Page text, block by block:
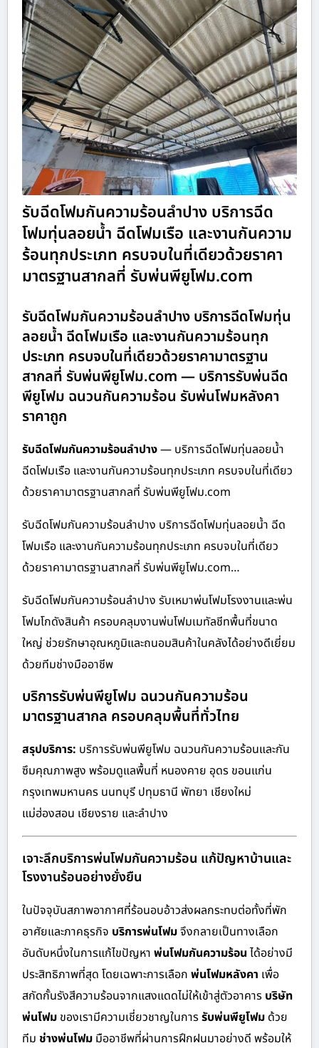
รับฉีดโฟมกันความร้อนลำปาง บริการฉีด
โฟมทุ่นลอยน้ำ ฉีดโฟมเรือ และงานกันความ
ร้อนทุกประเภท ครบจบในที่เดียวด้วยราคา
มาตรฐานสากลที่ รับพ่นพียูโฟม.com
รับฉีดโฟมกันความร้อนลำปาง บริการฉีดโฟมทุ่น
ลอยน้ำ ฉีดโฟมเรือ และงานกันความร้อนทุก
ประเภท ครบจบในที่เดียวด้วยราคามาตรฐาน
สากลที่ รับพ่นพียูโฟม.com — บริการรับพ่นฉีด
พียูโฟม ฉนวนกันความร้อน รับพ่นโฟมหลังคา
ราคาถูก
รับฉีดโฟมกันความร้อนลำปาง— บริการฉีดโฟมทุ่นลอยน้ำ
ฉีดโฟมเรือ และงานกันความร้อนทุกประเภท ครบจบในที่เดียว
ด้วยราคามาตรฐานสากลที่ รับพ่นพียูโฟม.com
รับฉีดโฟมกันความร้อนลำปาง บริการฉีดโฟมทุ่นลอยน้ำ ฉีด
โฟมเรือ และงานกันความร้อนทุกประเภท ครบจบในที่เดียว
ด้วยราคามาตรฐานสากลที่ รับพ่นพียูโฟม.com…
รับฉีดโฟมกันความร้อนลำปาง รับเหมาพ่นโฟมโรงงานและพ่น
โฟมโกดังสินค้า ครอบคลุมงานพ่นโฟมเมทัลชีทพื้นที่ขนาด
ใหญ่ ช่วยรักษาอุณหภูมิและถนอมสินค้าในคลังได้อย่างดีเยี่ยม
ด้วยทีมช่างมืออาชีพ
บริการรับพ่นพียูโฟม ฉนวนกันความร้อน
มาตรฐานสากล ครอบคลุมพื้นที่ทั่วไทย
สรุปบริการ: บริการรับพ่นพียูโฟม ฉนวนกันความร้อนและกัน
ซึมคุณภาพสูง พร้อมดูแลพื้นที่ หนองคาย อุดร ขอนแก่น
กรุงเทพมหานคร นนทบุรี ปทุมธานี พัทยา เชียงใหม่
แม่ฮ่องสอน เชียงราย และลำปาง
เจาะลึกบริการพ่นโฟมกันความร้อน แก้ปัญหาบ้านและ
โรงงานร้อนอย่างยั่งยืน
ในปัจจุบันสภาพอากาศที่ร้อนอบอ้าวส่งผลกระทบต่อทั้งที่พัก
อาศัยและภาคธุรกิจ บริการพ่นโฟมจึงกลายเป็นทางเลือก
อันดับหนึ่งในการแก้ไขปัญหา พ่นโฟมกันความร้อน ได้อย่างมี
ประสิทธิภาพที่สุด โดยเฉพาะการเลือก พ่นโฟมหลังคา เพื่อ
สกัดกั้นรังสีความร้อนจากแสงแดดไม่ให้เข้าสู่ตัวอาคาร บริษัท
พ่นโฟม ของเรามีความเชี่ยวชาญในการรับพ่นพียูโฟม ด้วย
ทีม ช่างพ่นโฟม มืออาชีพที่ผ่านการฝึกฝนมาอย่างดี พร้อมให้